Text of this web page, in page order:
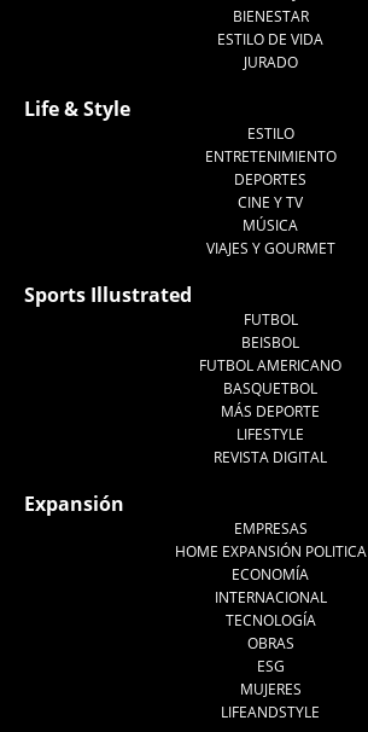
BIENESTAR
ESTILO DE VIDA
JURADO
Life & Style
ESTILO
ENTRETENIMIENTO
DEPORTES
CINE Y TV
MÚSICA
VIAJES Y GOURMET
Sports Illustrated
FUTBOL
BEISBOL
FUTBOL AMERICANO
BASQUETBOL
MÁS DEPORTE
LIFESTYLE
REVISTA DIGITAL
Expansión
EMPRESAS
HOME EXPANSIÓN POLITICA
ECONOMÍA
INTERNACIONAL
TECNOLOGÍA
OBRAS
ESG
MUJERES
LIFEANDSTYLE